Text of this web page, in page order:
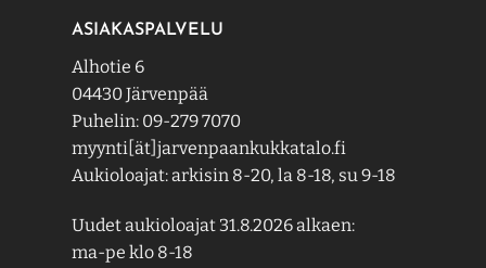
ASIAKASPALVELU
Alhotie 6
04430 Järvenpää
Puhelin: 09-279 7070
myynti[ät]jarvenpaankukkatalo.fi
Aukioloajat: arkisin 8-20, la 8-18, su 9-18
Uudet aukioloajat 31.8.2026 alkaen:
ma-pe klo 8-18